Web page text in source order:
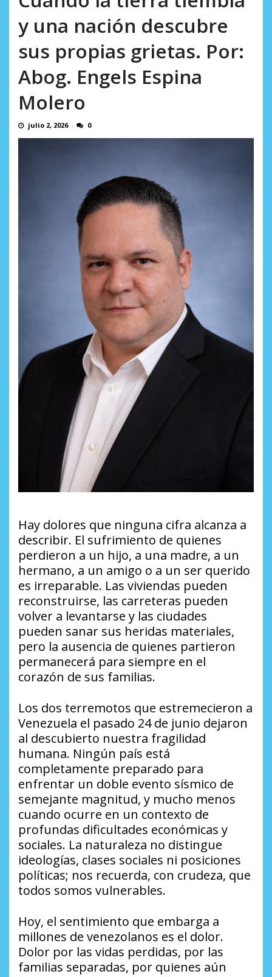
y una nación descubre
sus propias grietas. Por:
Abog. Engels Espina
Molero
julio 2, 2026 0
Hay dolores que ninguna cifra alcanza a
describir. El sufrimiento de quienes
perdieron a un hijo, a una madre, a un
hermano, a un amigo o a un ser querido
es irreparable. Las viviendas pueden
reconstruirse, las carreteras pueden
volver a levantarse y las ciudades
pueden sanar sus heridas materiales,
pero la ausencia de quienes partieron
permanecerá para siempre en el
corazón de sus familias.
Los dos terremotos que estremecieron a
Venezuela el pasado 24 de junio dejaron
al descubierto nuestra fragilidad
humana. Ningún país está
completamente preparado para
enfrentar un doble evento sísmico de
semejante magnitud, y mucho menos
cuando ocurre en un contexto de
profundas dificultades económicas y
sociales. La naturaleza no distingue
ideologías, clases sociales ni posiciones
políticas; nos recuerda, con crudeza, que
todos somos vulnerables.
Hoy, el sentimiento que embarga a
millones de venezolanos es el dolor.
Dolor por las vidas perdidas, por las
familias separadas, por quienes aún